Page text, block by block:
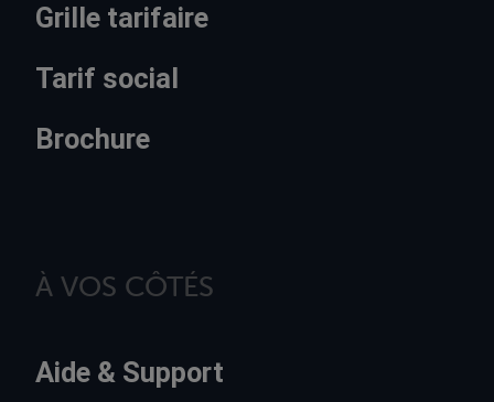
Grille tarifaire
Tarif social
Brochure
À VOS CÔTÉS
Aide & Support